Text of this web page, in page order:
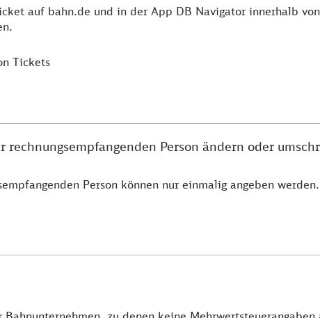
auf bahn.de und in der App DB Navigator innerhalb
Tickets
Person ändern oder
Person können nur einmalig angeben